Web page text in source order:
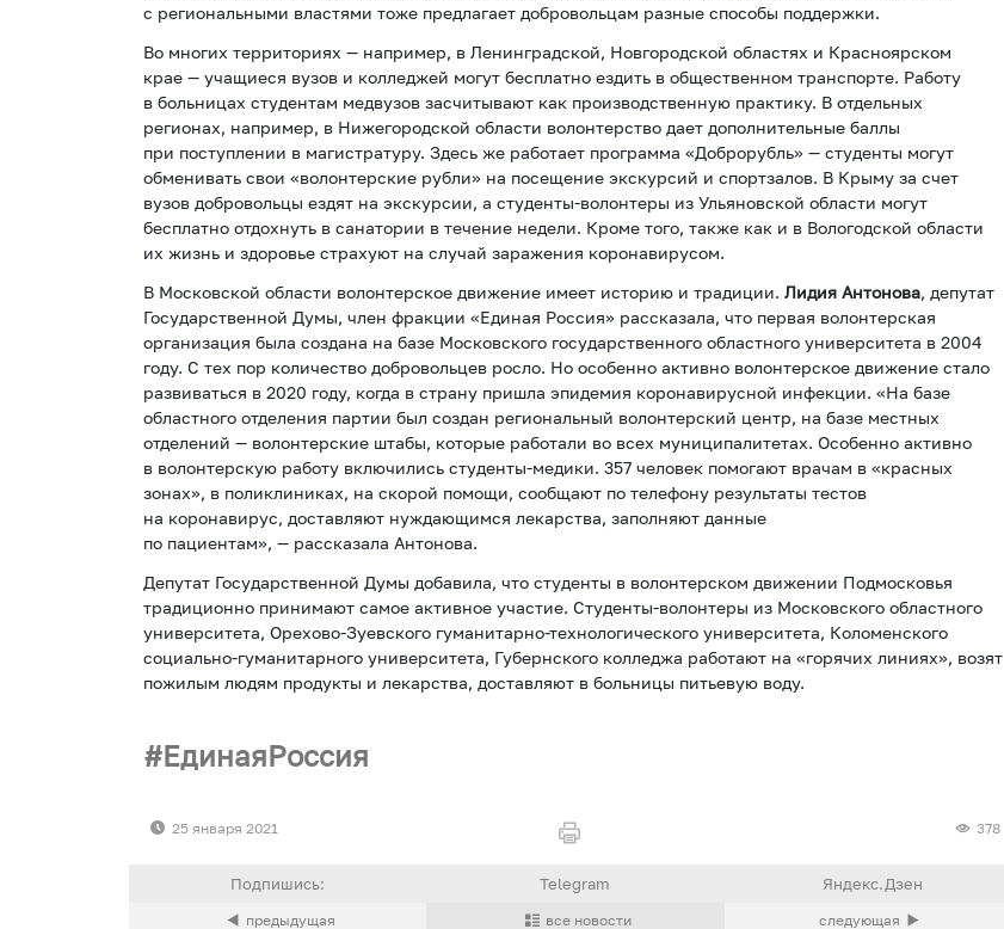
с региональными властями тоже предлагает добровольцам разные способы поддержки.
Во многих территориях — например, в Ленинградской, Новгородской областях и Красноярском
крае — учащиеся вузов и колледжей могут бесплатно ездить в общественном транспорте. Работу
в больницах студентам медвузов засчитывают как производственную практику. В отдельных
регионах, например, в Нижегородской области волонтерство дает дополнительные баллы
при поступлении в магистратуру. Здесь же работает программа «Доброрубль» — студенты могут
обменивать свои «волонтерские рубли» на посещение экскурсий и спортзалов. В Крыму за счет
вузов добровольцы ездят на экскурсии, а студенты-волонтеры из Ульяновской области могут
бесплатно отдохнуть в санатории в течение недели. Кроме того, также как и в Вологодской области
их жизнь и здоровье страхуют на случай заражения коронавирусом.
В Московской области волонтерское движение имеет историю и традиции. Лидия Антонова, депутат
Государственной Думы, член фракции «Единая Россия» рассказала, что первая волонтерская
организация была создана на базе Московского государственного областного университета в 2004
году. С тех пор количество добровольцев росло. Но особенно активно волонтерское движение стало
развиваться в 2020 году, когда в страну пришла эпидемия коронавирусной инфекции. «На базе
областного отделения партии был создан региональный волонтерский центр, на базе местных
отделений — волонтерские штабы, которые работали во всех муниципалитетах. Особенно активно
в волонтерскую работу включились студенты-медики. 357 человек помогают врачам в «красных
зонах», в поликлиниках, на скорой помощи, сообщают по телефону результаты тестов
на коронавирус, доставляют нуждающимся лекарства, заполняют данные
по пациентам», — рассказала Антонова.
Депутат Государственной Думы добавила, что студенты в волонтерском движении Подмосковья
традиционно принимают самое активное участие. Студенты-волонтеры из Московского областного
университета, Орехово-Зуевского гуманитарно-технологического университета, Коломенского
социально-гуманитарного университета, Губернского колледжа работают на «горячих линиях», возят
пожилым людям продукты и лекарства, доставляют в больницы питьевую воду.
ЕдинаяРоссия
25 января 2021 378